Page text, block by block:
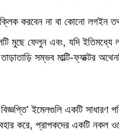
করবেন না বা কোনো লগইন
মুছে ফেলুন এবং, যদি ইতিমধ্যে
সম্ভব মাল্টি-ফ্যাক্টর
বিজ্ঞপ্তি' ইমেলগুলি একটি সাধারণ
করে, প্রাপকদের একটি নকল